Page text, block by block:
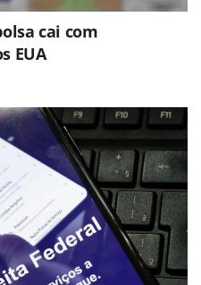
cai com
EUA